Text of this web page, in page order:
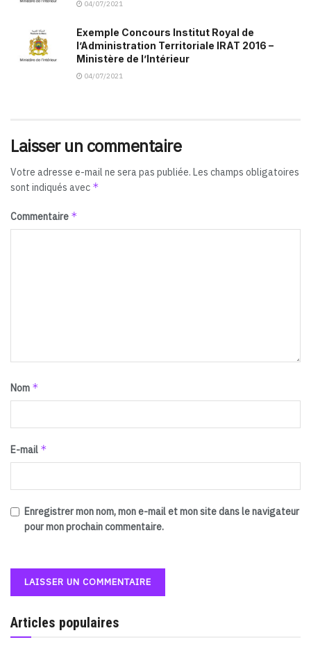
04/07/2021
Exemple Concours Institut Royal de
l’Administration Territoriale IRAT 2016 –
Ministère de l’Intérieur
04/07/2021
Laisser un commentaire
Votre adresse e-mail ne sera pas publiée. Les champs obligatoires
sont indiqués avec *
Commentaire *
Nom *
E-mail *
Enregistrer mon nom, mon e-mail et mon site dans le navigateur
pour mon prochain commentaire.
Articles populaires